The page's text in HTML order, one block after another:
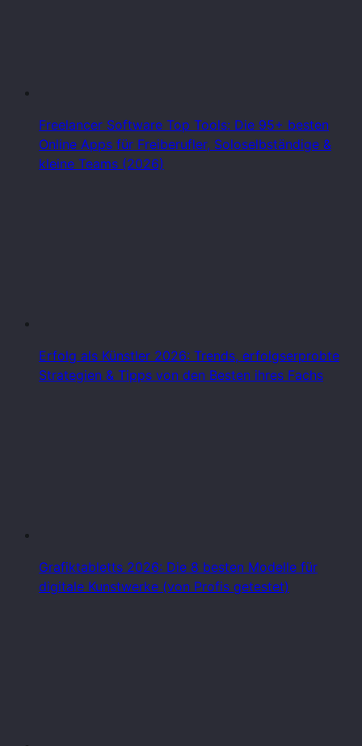
Freelancer Software Top Tools: Die 95+ besten
Online Apps für Freiberufler, Soloselbständige &
kleine Teams (2026)
Erfolg als Künstler 2026: Trends, erfolgserprobte
Strategien & Tipps von den Besten ihres Fachs
Grafiktabletts 2026: Die 8 besten Modelle für
digitale Kunstwerke (von Profis getestet)